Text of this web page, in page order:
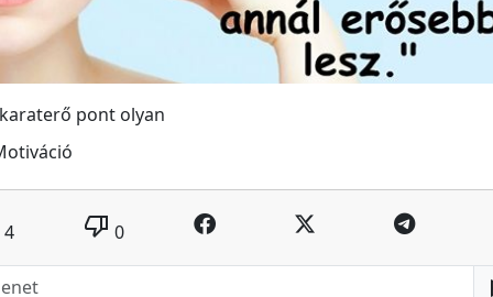
pont olyan
4 thumb_down 0